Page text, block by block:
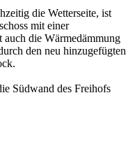
die Wetterseite, ist
mit einer
auch die Wärmedämmung
den neu hinzugefügten
Südwand des Freihofs